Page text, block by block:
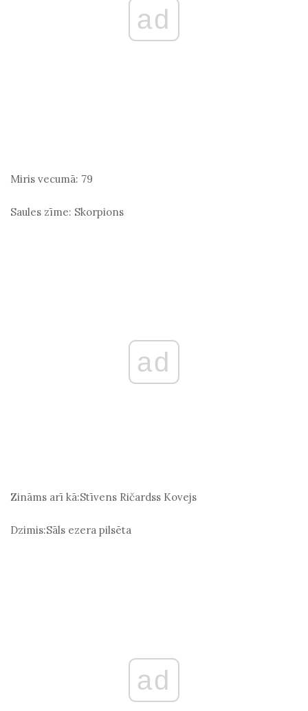
ad
Miris vecumā: 79
Saules zīme: Skorpions
ad
Zināms arī kā:Stīvens Ričardss Kovejs
Dzimis:Sāls ezera pilsēta
ad